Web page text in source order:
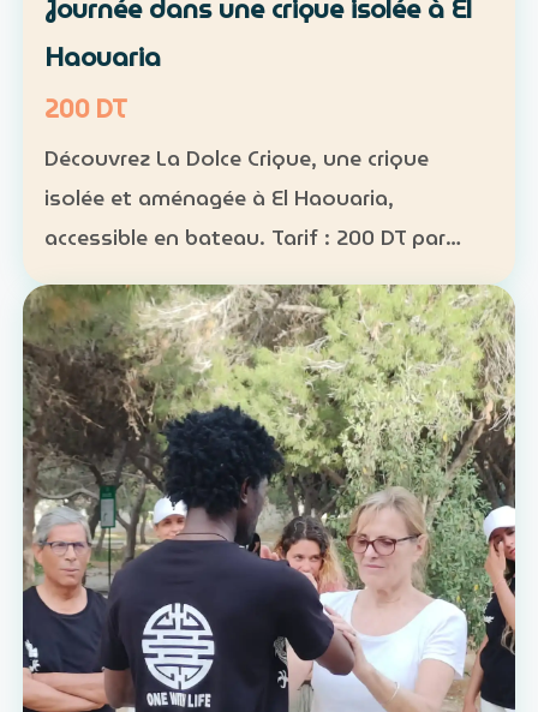
Journée dans une crique isolée à El
Haouaria
200 DT
Découvrez La Dolce Crique, une crique
isolée et aménagée à El Haouaria,
accessible en bateau. Tarif : 200 DT par
personne Fréquentation limitée : 50
personnes maximum dans la crique
Activités : kayak, paddle et snorkel…